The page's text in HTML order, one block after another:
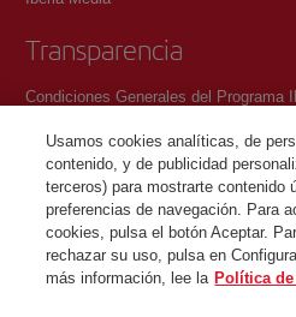
Transparencia
Condiciones Generales del Programa
Política de protección de datos
Gestión y Política de cookies
Contacto
©Iberia Joven 2026. Todos los
Usamos cookies analíticas, de
contenido, y de publicidad
terceros) para mostrarte contenido
preferencias de navegación. Para
cookies, pulsa el botón Aceptar.
rechazar su uso, pulsa en
más información, lee la Política